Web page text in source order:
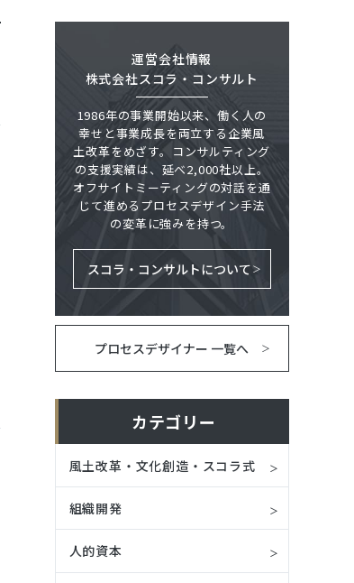
運営会社情報
株式会社スコラ・コンサルト
1986年の事業開始以来、働く人の
幸せと事業成長を両立する企業風
土改革をめざす。コンサルティング
の支援実績は、延べ2,000社以上。
オフサイトミーティングの対話を通
じて進めるプロセスデザイン手法
の変革に強みを持つ。
スコラ・コンサルトについて
プロセスデザイナー 一覧へ
カテゴリー
風土改革・文化創造・スコラ式
組織開発
人的資本